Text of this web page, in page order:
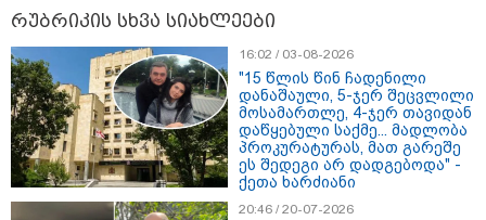
მოსკოვში, რესტორანში
მომხდარ აფეთქებას რუსი
გენერალი ემსხვერპლა -
კურიერის მიერ მიტანილი
"საჩუქარი" და ჩაშლილი
წვეულება: ახალი დეტალები
09:39 / 06-08-2026
ასეთი მზე არასდროს გინახავთ
- მეცნიერებმა მზის ზედაპირი
ისტორიაში ყველაზე
დეტალურად აღბეჭდეს
რუბრიკის სხვა სიახლეები
16:02 / 03-08-2026
"15 წლის წინ ჩადენილი
დანაშაული, 5-ჯერ შეცვლილი
მოსამართლე, 4-ჯერ თავიდან
დაწყებული საქმე... მადლობა
პროკურატურას, მათ გარეშე
ეს შედეგი არ დადგებოდა" -
ქეთა ხარძიანი
20:46 / 20-07-2026